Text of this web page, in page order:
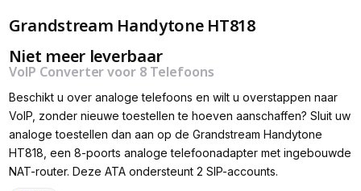
Grandstream Handytone HT818
Niet meer leverbaar
VoIP Converter voor 8 Telefoons
Beschikt u over analoge telefoons en wilt u overstappen naar
VoIP, zonder nieuwe toestellen te hoeven aanschaffen? Sluit uw
analoge toestellen dan aan op de Grandstream Handytone
HT818, een 8-poorts analoge telefoonadapter met ingebouwde
NAT-router. Deze ATA ondersteunt 2 SIP-accounts.